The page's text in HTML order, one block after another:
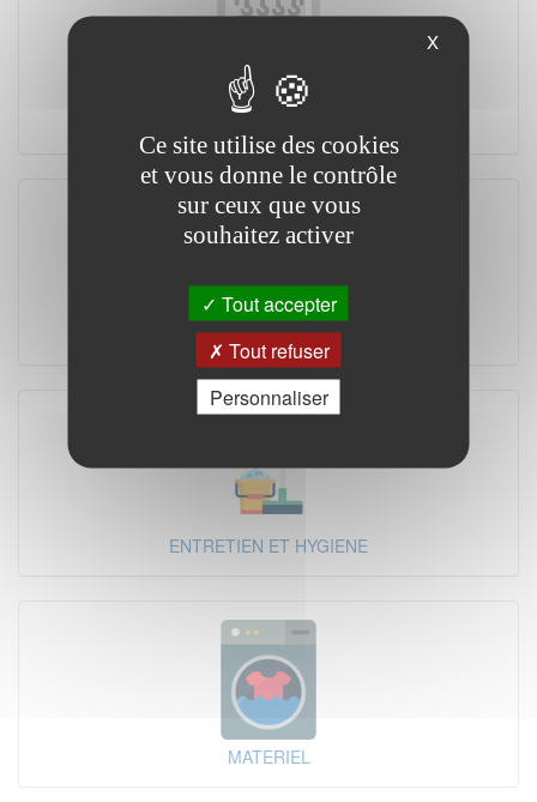
FOURNITURES & REVENTE
ENTRETIEN ET HYGIENE
MATERIEL
X
Ce site utilise des cookies
et vous donne le contrôle
sur ceux que vous
souhaitez activer
Tout accepter
Tout refuser
Personnaliser